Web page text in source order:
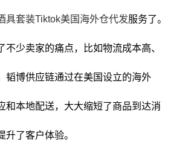
具套装Tiktok美国海外仓代发服务了。
不少卖家的痛点，比如物流成本高、
韬博供应链通过在美国设立的海外
和本地配送，大大缩短了商品到达消
升了客户体验。